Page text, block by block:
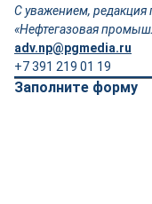
С уважением, редакция
«Нефтегазовая
adv.np@pgmedia.ru
+7 391 219 01 19
Заполните форму